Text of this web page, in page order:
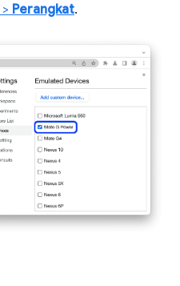
> Perangkat.